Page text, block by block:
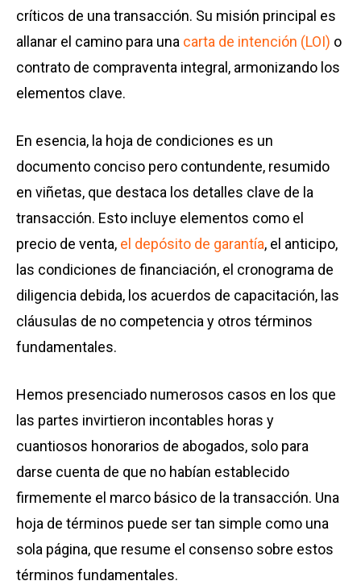
críticos de una transacción. Su misión principal es
allanar el camino para una carta de intención (LOI) o
contrato de compraventa integral, armonizando los
elementos clave.
En esencia, la hoja de condiciones es un
documento conciso pero contundente, resumido
en viñetas, que destaca los detalles clave de la
transacción. Esto incluye elementos como el
precio de venta, el depósito de garantía, el anticipo,
las condiciones de financiación, el cronograma de
diligencia debida, los acuerdos de capacitación, las
cláusulas de no competencia y otros términos
fundamentales.
Hemos presenciado numerosos casos en los que
las partes invirtieron incontables horas y
cuantiosos honorarios de abogados, solo para
darse cuenta de que no habían establecido
firmemente el marco básico de la transacción. Una
hoja de términos puede ser tan simple como una
sola página, que resume el consenso sobre estos
términos fundamentales.